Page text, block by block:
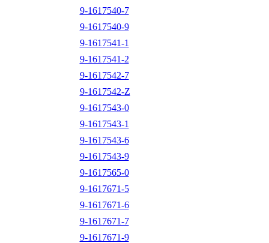
9-1617540-7
9-1617540-9
9-1617541-1
9-1617541-2
9-1617542-7
9-1617542-Z
9-1617543-0
9-1617543-1
9-1617543-6
9-1617543-9
9-1617565-0
9-1617671-5
9-1617671-6
9-1617671-7
9-1617671-9